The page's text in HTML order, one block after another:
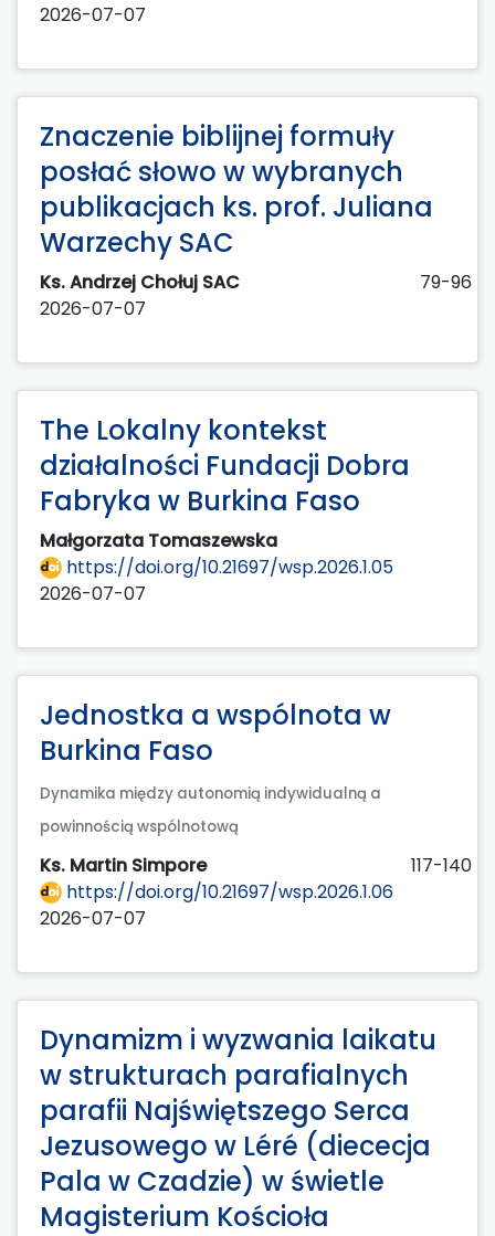
2026-07-07
Znaczenie biblijnej formuły
posłać słowo w wybranych
publikacjach ks. prof. Juliana
Warzechy SAC
Ks. Andrzej Chołuj SAC
79-96
2026-07-07
The Lokalny kontekst
działalności Fundacji Dobra
Fabryka w Burkina Faso
Małgorzata Tomaszewska
https://doi.org/10.21697/wsp.2026.1.05
2026-07-07
Jednostka a wspólnota w
Burkina Faso
Dynamika między autonomią indywidualną a
powinnością wspólnotową
Ks. Martin Simpore
117-140
https://doi.org/10.21697/wsp.2026.1.06
2026-07-07
Dynamizm i wyzwania laikatu
w strukturach parafialnych
parafii Najświętszego Serca
Jezusowego w Léré (diececja
Pala w Czadzie) w świetle
Magisterium Kościoła